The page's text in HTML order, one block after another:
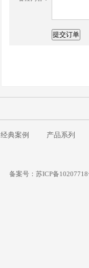
经典案例 产品系列
备案号：苏ICP备